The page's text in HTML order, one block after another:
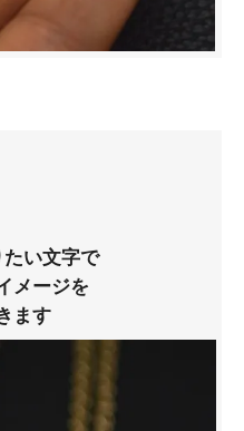
い文字で
メージを
ます